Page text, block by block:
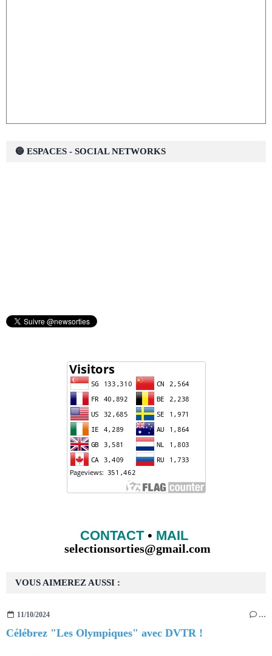
VOUS AIMEREZ AUSSI :
11/10/2024 …
Célébrez "Les Olympiques" avec DVTR !
🔵 ESPACES - SOCIAL NETWORKS
CONTACT• MAIL
selectionsorties@gmail.com